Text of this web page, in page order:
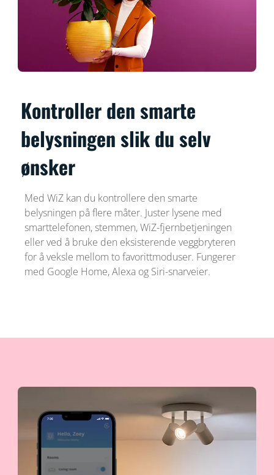
Kontroller den smarte
belysningen slik du selv
ønsker
Med WiZ kan du kontrollere den smarte
belysningen på flere måter. Juster lysene med
smarttelefonen, stemmen, WiZ-fjernbetjeningen
eller ved å bruke den eksisterende veggbryteren
for å veksle mellom to favorittmoduser. Fungerer
med Google Home, Alexa og Siri-snarveier.